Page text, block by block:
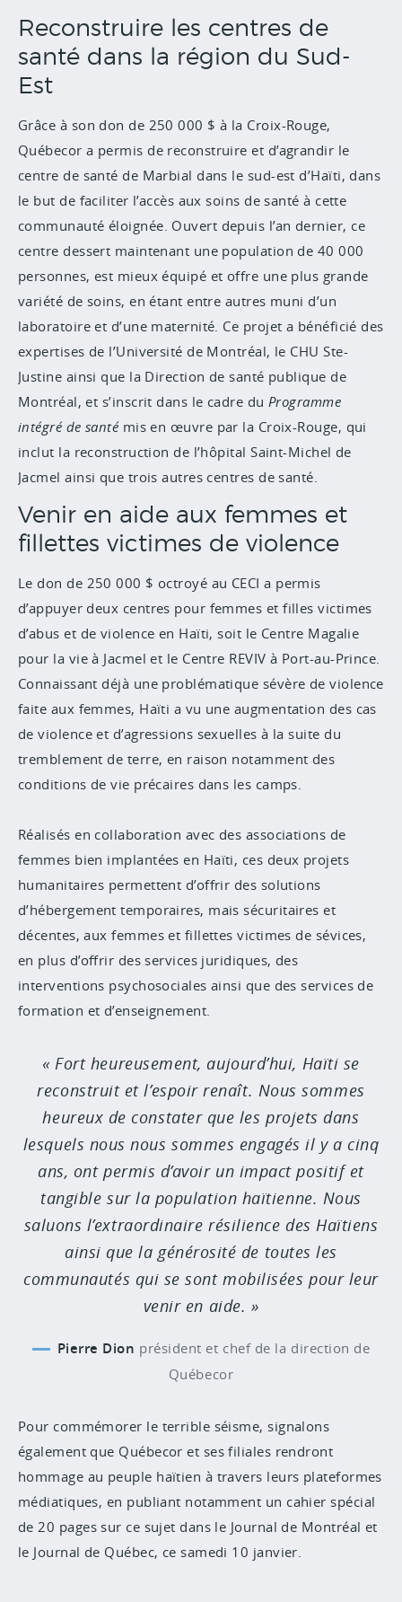
Reconstruire les centres de
santé dans la région du Sud-
Est
Grâce à son don de 250 000 $ à la Croix-Rouge,
Québecor a permis de reconstruire et d’agrandir le
centre de santé de Marbial dans le sud-est d’Haïti, dans
le but de faciliter l’accès aux soins de santé à cette
communauté éloignée. Ouvert depuis l’an dernier, ce
centre dessert maintenant une population de 40 000
personnes, est mieux équipé et offre une plus grande
variété de soins, en étant entre autres muni d’un
laboratoire et d’une maternité. Ce projet a bénéficié des
expertises de l’Université de Montréal, le CHU Ste-
Justine ainsi que la Direction de santé publique de
Montréal, et s’inscrit dans le cadre du Programme
intégré de santé mis en œuvre par la Croix-Rouge, qui
inclut la reconstruction de l’hôpital Saint-Michel de
Jacmel ainsi que trois autres centres de santé.
Venir en aide aux femmes et
fillettes victimes de violence
Le don de 250 000 $ octroyé au CECI a permis
d’appuyer deux centres pour femmes et filles victimes
d’abus et de violence en Haïti, soit le Centre Magalie
pour la vie à Jacmel et le Centre REVIV à Port-au-Prince.
Connaissant déjà une problématique sévère de violence
faite aux femmes, Haïti a vu une augmentation des cas
de violence et d’agressions sexuelles à la suite du
tremblement de terre, en raison notamment des
conditions de vie précaires dans les camps.
Réalisés en collaboration avec des associations de
femmes bien implantées en Haïti, ces deux projets
humanitaires permettent d’offrir des solutions
d’hébergement temporaires, mais sécuritaires et
décentes, aux femmes et fillettes victimes de sévices,
en plus d’offrir des services juridiques, des
interventions psychosociales ainsi que des services de
formation et d’enseignement.
Fort heureusement, aujourd’hui, Haïti se
reconstruit et l’espoir renaît. Nous sommes
heureux de constater que les projets dans
lesquels nous nous sommes engagés il y a cinq
ans, ont permis d’avoir un impact positif et
tangible sur la population haïtienne. Nous
saluons l’extraordinaire résilience des Haïtiens
ainsi que la générosité de toutes les
communautés qui se sont mobilisées pour leur
venir en aide.
Pierre Dion président et chef de la direction de
Québecor
Pour commémorer le terrible séisme, signalons
également que Québecor et ses filiales rendront
hommage au peuple haïtien à travers leurs plateformes
médiatiques, en publiant notamment un cahier spécial
de 20 pages sur ce sujet dans le Journal de Montréal et
le Journal de Québec, ce samedi 10 janvier.